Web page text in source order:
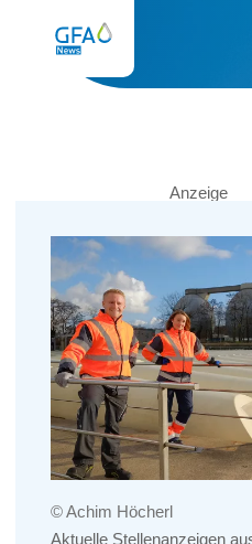
Anzeige
© Achim Höcherl
Aktuelle Stellenanzeigen